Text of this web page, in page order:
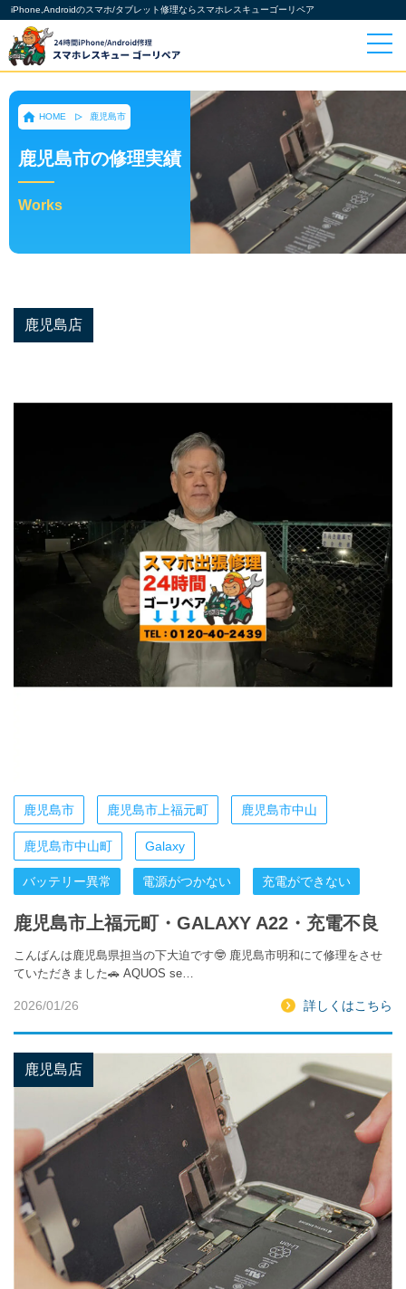
iPhone,Androidのスマホ/タブレット修理ならスマホレスキューゴーリペア
HOME 鹿児島市
鹿児島市の修理実績
Works
鹿児島店
鹿児島市 鹿児島市上福元町 鹿児島市中山
鹿児島市中山町 Galaxy
バッテリー異常 電源がつかない 充電ができない
鹿児島市上福元町・GALAXY A22・充電不良
こんばんは鹿児島県担当の下大迫です🤓 鹿児島市明和にて修理をさせ
ていただきました🚗 AQUOS se…
2026/01/26 詳しくはこちら
鹿児島店